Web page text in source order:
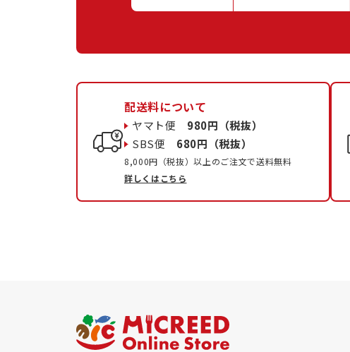
配送料について
ヤマト便 980円（税抜）
SBS便 680円（税抜）
8,000円（税抜）以上のご注文で送料無料
詳しくはこちら